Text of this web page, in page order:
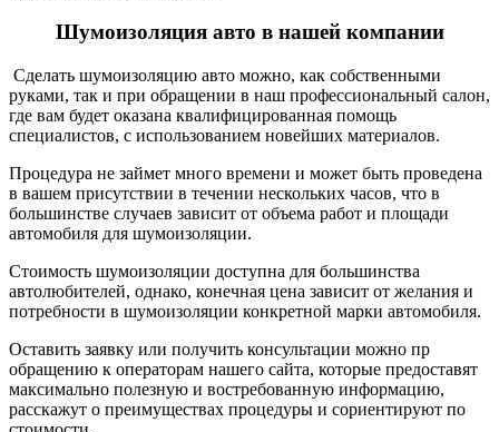
Шумоизоляция авто в нашей компании
Сделать шумоизоляцию авто можно, как собственными
руками, так и при обращении в наш профессиональный салон,
где вам будет оказана квалифицированная помощь
специалистов, с использованием новейших материалов.
Процедура не займет много времени и может быть проведена
в вашем присутствии в течении нескольких часов, что в
большинстве случаев зависит от объема работ и площади
автомобиля для шумоизоляции.
Стоимость шумоизоляции доступна для большинства
автолюбителей, однако, конечная цена зависит от желания и
потребности в шумоизоляции конкретной марки автомобиля.
Оставить заявку или получить консультации можно пр
обращению к операторам нашего сайта, которые предоставят
максимально полезную и востребованную информацию,
расскажут о преимуществах процедуры и сориентируют по